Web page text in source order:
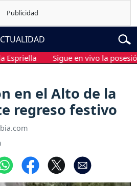
Sigue en vivo la posesión
en el Alto de la
regreso festivo